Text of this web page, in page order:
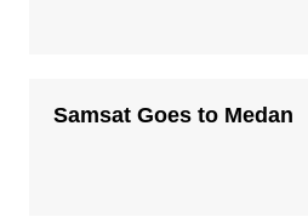
Samsat Goes to Medan